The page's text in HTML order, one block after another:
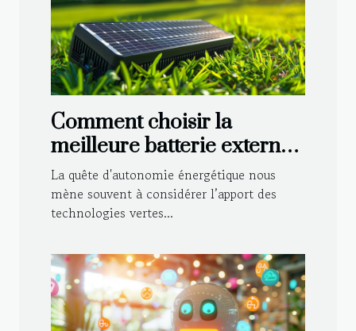
Comment choisir la
meilleure batterie externe
solaire 220V pour vos
besoins
La quête d'autonomie énergétique nous
mène souvent à considérer l’apport des
technologies vertes...